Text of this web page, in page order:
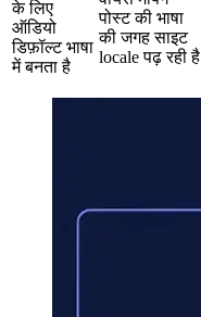
के लिए
ऑडियो
डिफ़ॉल्ट भाषा
में बनता है
पोस्ट की भाषा
की जगह साइट
locale पढ़ रही है